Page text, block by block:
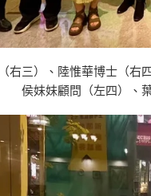
右三）、陸惟華博士（右
侯妹妹顧問（左四）、